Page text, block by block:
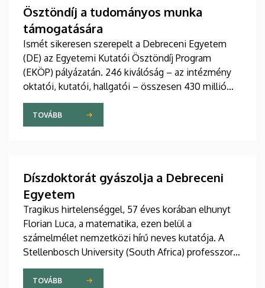
Ösztöndíj a tudományos munka
támogatására
Ismét sikeresen szerepelt a Debreceni Egyetem
(DE) az Egyetemi Kutatói Ösztöndíj Program
(EKÖP) pályázatán. 246 kiválóság – az intézmény
oktatói, kutatói, hallgatói – összesen 430 millió
forint támogatást nyert el pályaművével
tudományos munkája folyatásához.
TOVÁBB
Díszdoktorát gyászolja a Debreceni
Egyetem
Tragikus hirtelenséggel, 57 éves korában elhunyt
Florian Luca, a matematika, ezen belül a
számelmélet nemzetközi hírű neves kutatója. A
Stellenbosch University (South Africa) professzorát
2025 novemberében avatta díszdoktorai sorába a
Debreceni Egyetem.
TOVÁBB